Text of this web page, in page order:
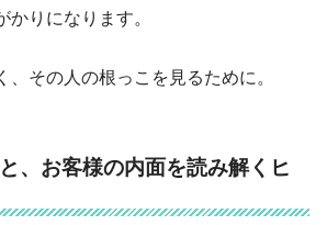
かりになります。
、その人の根っこを見るために。
、お客様の内面を読み解くヒ